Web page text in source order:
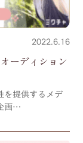
2022.6.16
ーディション
を提供するメデ
画…